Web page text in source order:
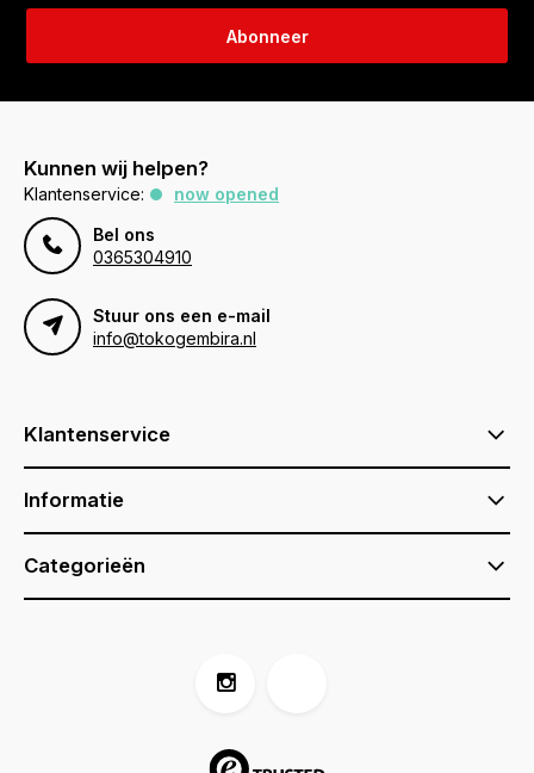
Abonneer
Kunnen wij helpen?
Klantenservice:
now opened
Bel ons
0365304910
Stuur ons een e-mail
info@tokogembira.nl
Klantenservice
Informatie
Categorieën